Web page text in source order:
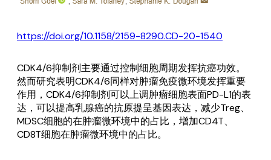
https://doi.org/10.1158/2159-8290.CD-20-1540
CDK4/6抑制剂主要通过控制细胞周期发挥抗癌功效。
然而研究表明CDK4/6同样对肿瘤免疫微环境发挥重要
作用，CDK4/6抑制剂可以上调肿瘤细胞表面PD-L1的表
达，可以提高乳腺癌的抗原提呈基因表达，减少Treg、
MDSC细胞的在肿瘤微环境中的占比，增加CD4T、
CD8T细胞在肿瘤微环境中的占比。